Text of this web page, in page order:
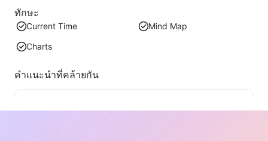
ทักษะ
Current Time
Mind Map
Charts
คำแนะนำที่คล้ายกัน